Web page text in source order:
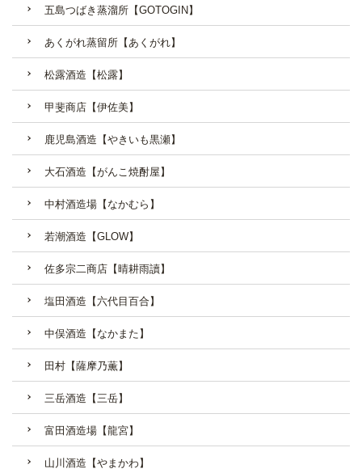
五島つばき蒸溜所【GOTOGIN】
あくがれ蒸留所【あくがれ】
松露酒造【松露】
甲斐商店【伊佐美】
鹿児島酒造【やきいも黒瀬】
大石酒造【がんこ焼酎屋】
中村酒造場【なかむら】
若潮酒造【GLOW】
佐多宗二商店【晴耕雨讀】
塩田酒造【六代目百合】
中俣酒造【なかまた】
田村【薩摩乃薫】
三岳酒造【三岳】
富田酒造場【龍宮】
山川酒造【やまかわ】